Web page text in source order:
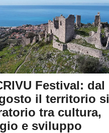
Festival: dal
il territorio si
tra cultura,
e sviluppo